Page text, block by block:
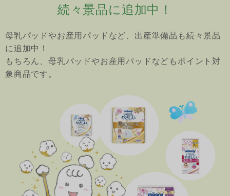
続々景品に追加中！
母乳パッドやお産用パッドなど、出産準備品も続々景品
に追加中！
もちろん、母乳パッドやお産用パッドなどもポイント対
象商品です。